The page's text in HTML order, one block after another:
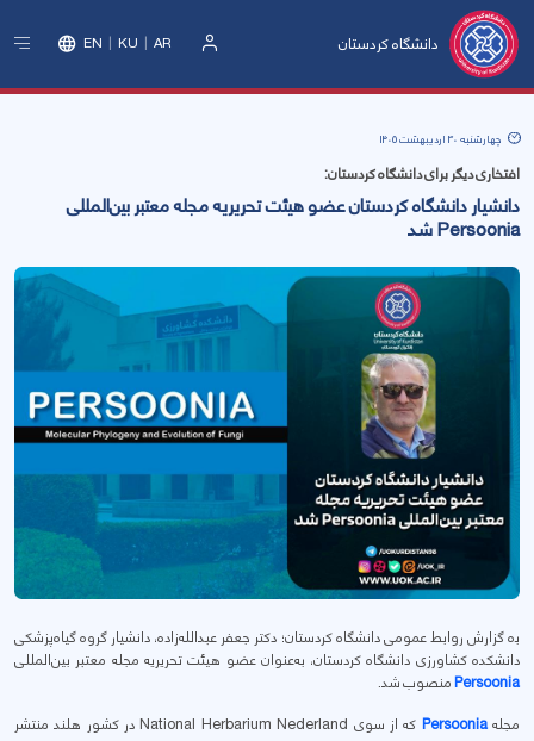
دانشگاه کردستان EN KU AR
چهارشنبه 30 اردیبهشت 1405
افتخاری دیگر برای دانشگاە کردستان:
دانشیار دانشگاه کردستان عضو هیئت تحریریه مجله معتبر بین‌المللی
Persoonia شد
بە گزارش روابط عمومی دانشگاە کردستان؛ دکتر جعفر عبدالله‌زاده، دانشیار گروه گیاه‌پزشکی
دانشکده کشاورزی دانشگاه کردستان، به‌عنوان عضو هیئت تحریریه مجله معتبر بین‌المللی
Persooniaمنصوب شد.
مجلهPersoonia
که از سوی National Herbarium Nederland در کشور هلند منتشر